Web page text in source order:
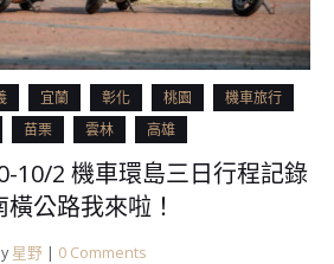
宜蘭 彰化 桃園
機車旅行
苗栗 雲林 高雄
10/2 機車環島三日行程記錄
橫公路我來啦！
星野 | 0 Comments